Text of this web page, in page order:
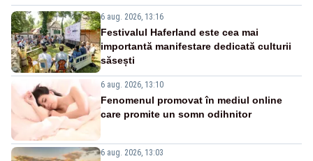
6 aug. 2026, 13:16
Festivalul Haferland este cea mai
importantă manifestare dedicată culturii
săsești
6 aug. 2026, 13:10
Fenomenul promovat în mediul online
care promite un somn odihnitor
6 aug. 2026, 13:03